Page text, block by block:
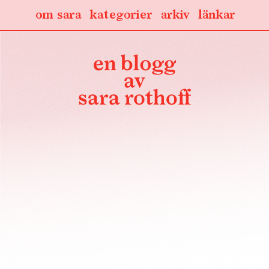
länkar
arkiv
kategorier
om sara